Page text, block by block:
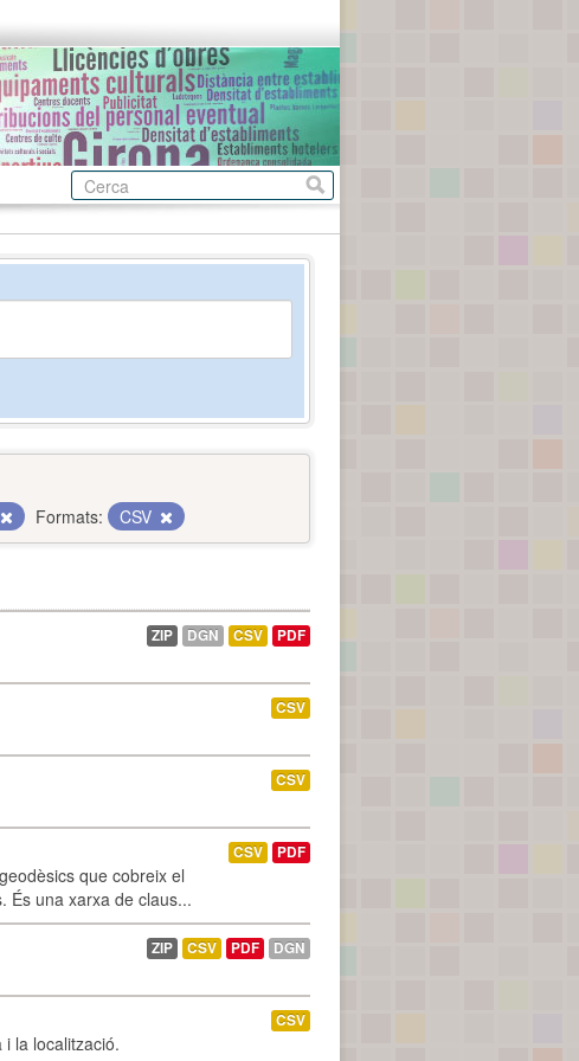
Formats: CSV
ZIP DGN CSV PDF
CSV
CSV
que cobreix el
És una xarxa de claus...
CSV PDF
ZIP CSV PDF DGN
i la localització.
CSV